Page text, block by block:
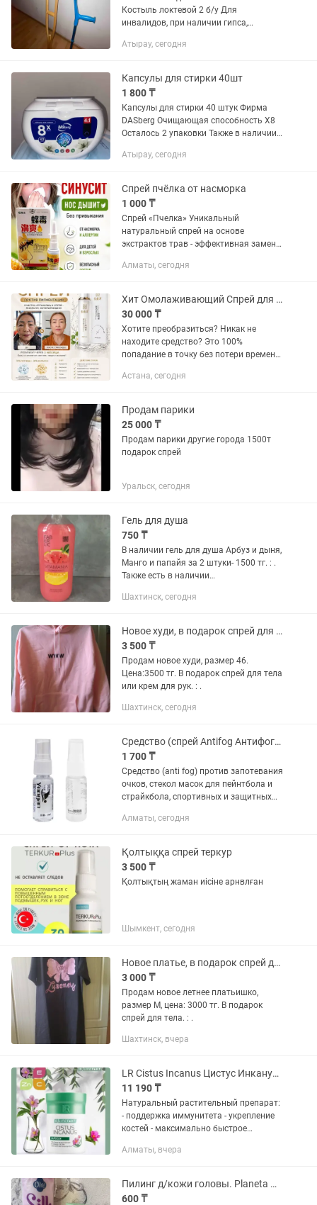
Костыль локтевой 2 б/у Для
инвалидов, при наличии гипса,
двигательной системы. Также в
Tena (2M,...
Атырау, сегодня
Капсулы для стирки 40шт
1 800 ₸
Капсулы для стирки 40 штук Фирма
DASberg Очищающая способность Х8
Осталось 2 упаковки Также в наличии:
Seni (1L), Dailee (1XL), Joly (1L упак.
Атырау, сегодня
Спрей пчёлка от насморка
1 000 ₸
Спрей «Пчелка» Уникальный
натуральный спрей на основе
экстрактов трав - эффективная замена
прополис, экстракты магнолии
растопыренной,...
Алматы, сегодня
Хит Омолаживающий Спрей для лица с коллагеном
30 000 ₸
Хотите преобразиться? Никак не
находите средство? Это 100%
попадание в точку без потери времени
средства! Спрей для лица с коллагеном
Астана, сегодня
Продам парики
25 000 ₸
Продам парики другие города 1500т
подарок спрей
Уральск, сегодня
Гель для душа
750 ₸
В наличии гель для душа Арбуз и дыня,
Манго и папайя за 2 штуки- 1500 тг. : .
Также есть в наличии
спрей для дома, офиса, автомобиля,
Шахтинск, сегодня
Новое худи, в подарок спрей для тела.
3 500 ₸
Продам новое худи, размер 46.
Цена:3500 тг. В подарок спрей для тела
или крем для рук. : .
Шахтинск, сегодня
Средство (спрей Antifog Антифог) против запотевания, 20мл
1 700 ₸
Средство (anti fog) против запотевания
очков, стекол масок для пейнтбола и
страйкбола, спортивных и защитных
другого. Средство в исполнении —
Алматы, сегодня
Қолтыққа спрей теркур
3 500 ₸
Қолтықтың жаман иісіне арнвлған
Шымкент, сегодня
Новое платье, в подарок спрей для тела.
3 000 ₸
Продам новое летнее платьишко,
размер М, цена: 3000 тг. В подарок
спрей для тела. : .
Шахтинск, вчера
LR Cistus Incanus Цистус Инканус поддержка иммунитета Германия
11 190 ₸
Натуральный растительный препарат:
- поддержка иммунитета - укрепление
костей - максимально быстрое
-обладает противовоспалительными,
Алматы, вчера
Пилинг д/кожи головы. Planeta Organica,Расчёска,мыло Waikiki,Фаберлик спрей
600 ₸